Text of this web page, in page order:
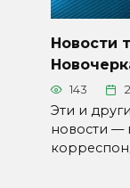
Новости
143
Эти и
новости —